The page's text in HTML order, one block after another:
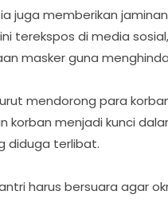
ia juga memberikan
terekspos di media
masker guna
mendorong para
korban menjadi kunci
diduga terlibat.
harus bersuara agar